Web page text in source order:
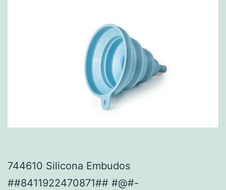
744610 Silicona Embudos
##8411922470871## #@#-